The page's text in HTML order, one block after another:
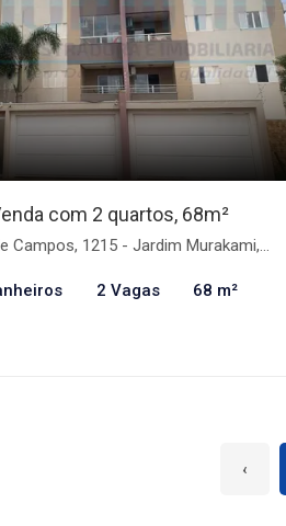
com 2 quartos, 68m²
1215 - Jardim Murakami, Dourados-MS
2 Vagas 68 m²
‹